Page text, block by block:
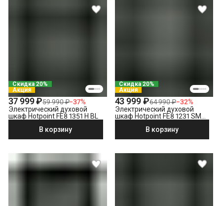
Подключение к готовым точкам электросети
Выезд мастера за административные пределы города
(МСК за МКАД, СПБ за КАД)
Утилизация техники
Скидка 20%
Акция
37 999 ₽59 990 ₽−37%
Электрический духовой
шкаф Hotpoint FE8 1351 H BL
В корзину
Скидка 20%
Акция
43 999 ₽64 990 ₽−32%
Электрический духовой
шкаф Hotpoint FE8 1231 SMP
В корзину